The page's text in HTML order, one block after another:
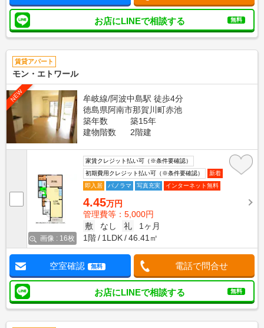
お店にLINEで相談する 無料
賃貸アパート
モン・エトワール
NEW
牟岐線/阿波中島駅 徒歩4分
徳島県阿南市那賀川町赤池
築年数
築15年
建物階数
2階建
画像 : 16枚
家賃クレジット払い可（※条件要確認）
初期費用クレジット払い可（※条件要確認）
新着
即入居
パノラマ 写真充実 インターネット無料
4.45万円
管理費等：5,000円
敷
なし 礼
1ヶ月
1階
1LDK 46.41㎡
空室確認 無料 電話で問合せ
お店にLINEで相談する 無料